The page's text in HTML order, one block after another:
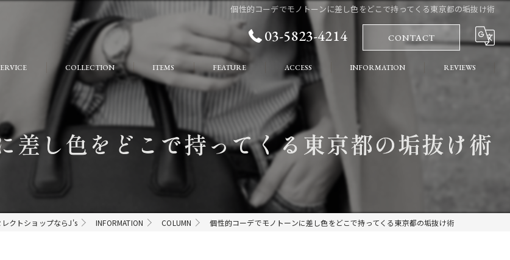
個性的コーデでモノトーンに差し色をどこで持ってくる東京都の垢抜け術
03-5823-4214 CONTACT
COLLECTION ITEMS
FAQ
FEATURE
大人
ストリート
ACCESS INFORMATION REVIEWS
差し色をどこで持ってくる東京都の垢抜け術
クトショップならJ's INFORMATION COLUMN 個性的コーデでモノトーンに差し色をどこで持ってくる東京都の垢抜け術